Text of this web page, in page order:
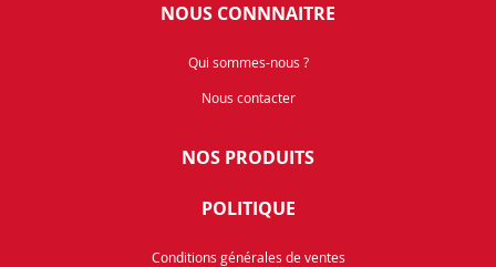
NOUS CONNNAITRE
Qui sommes-nous ?
Nous contacter
NOS PRODUITS
POLITIQUE
Conditions générales de ventes